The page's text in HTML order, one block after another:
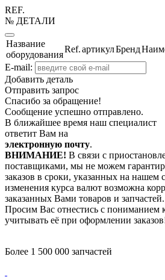
REF.
№ ДЕТАЛИ
Название
оборудования
Ref.артикулБренд
E-mail:
Добавить деталь
Отправить запрос
Спасибо за обращение!
Сообщение успешно отправлено.
В ближайшее время наш специалист
ответит Вам на
электронную почту.
ВНИМАНИЕ! В связи с
поставщиками, мы не можем
заказов в сроки, указанных на нашем
изменения курса валют возможна
заказанных Вами товаров и запчастей.
Просим Вас отнестись с пониманием
учитывать её при оформлении
Более 1 500 000 запчастей